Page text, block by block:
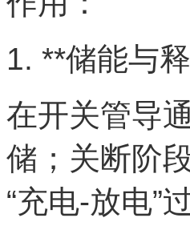
1. **储能与
在开关管导
储；关断阶
“充电-放电”